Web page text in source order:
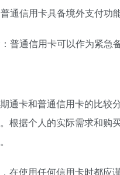
通信用卡具备境外支付功
普通信用卡可以作为紧急
通卡和普通信用卡的比较
根据个人的实际需求和购
在使用任何信用卡时都应